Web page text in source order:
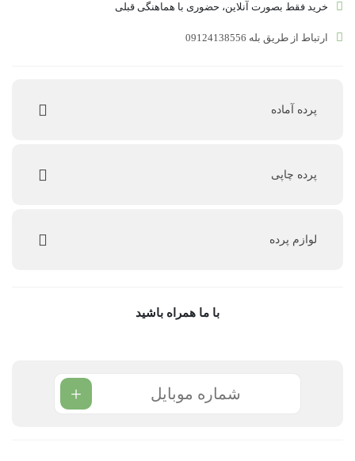
خرید فقط بصورت آنلاین، حضوری با هماهنگی قبلی
ارتباط از طریق بله 09124138556
پرده‌ آماده
پرده چاپی
لوازم پرده
با ما همراه باشید
+